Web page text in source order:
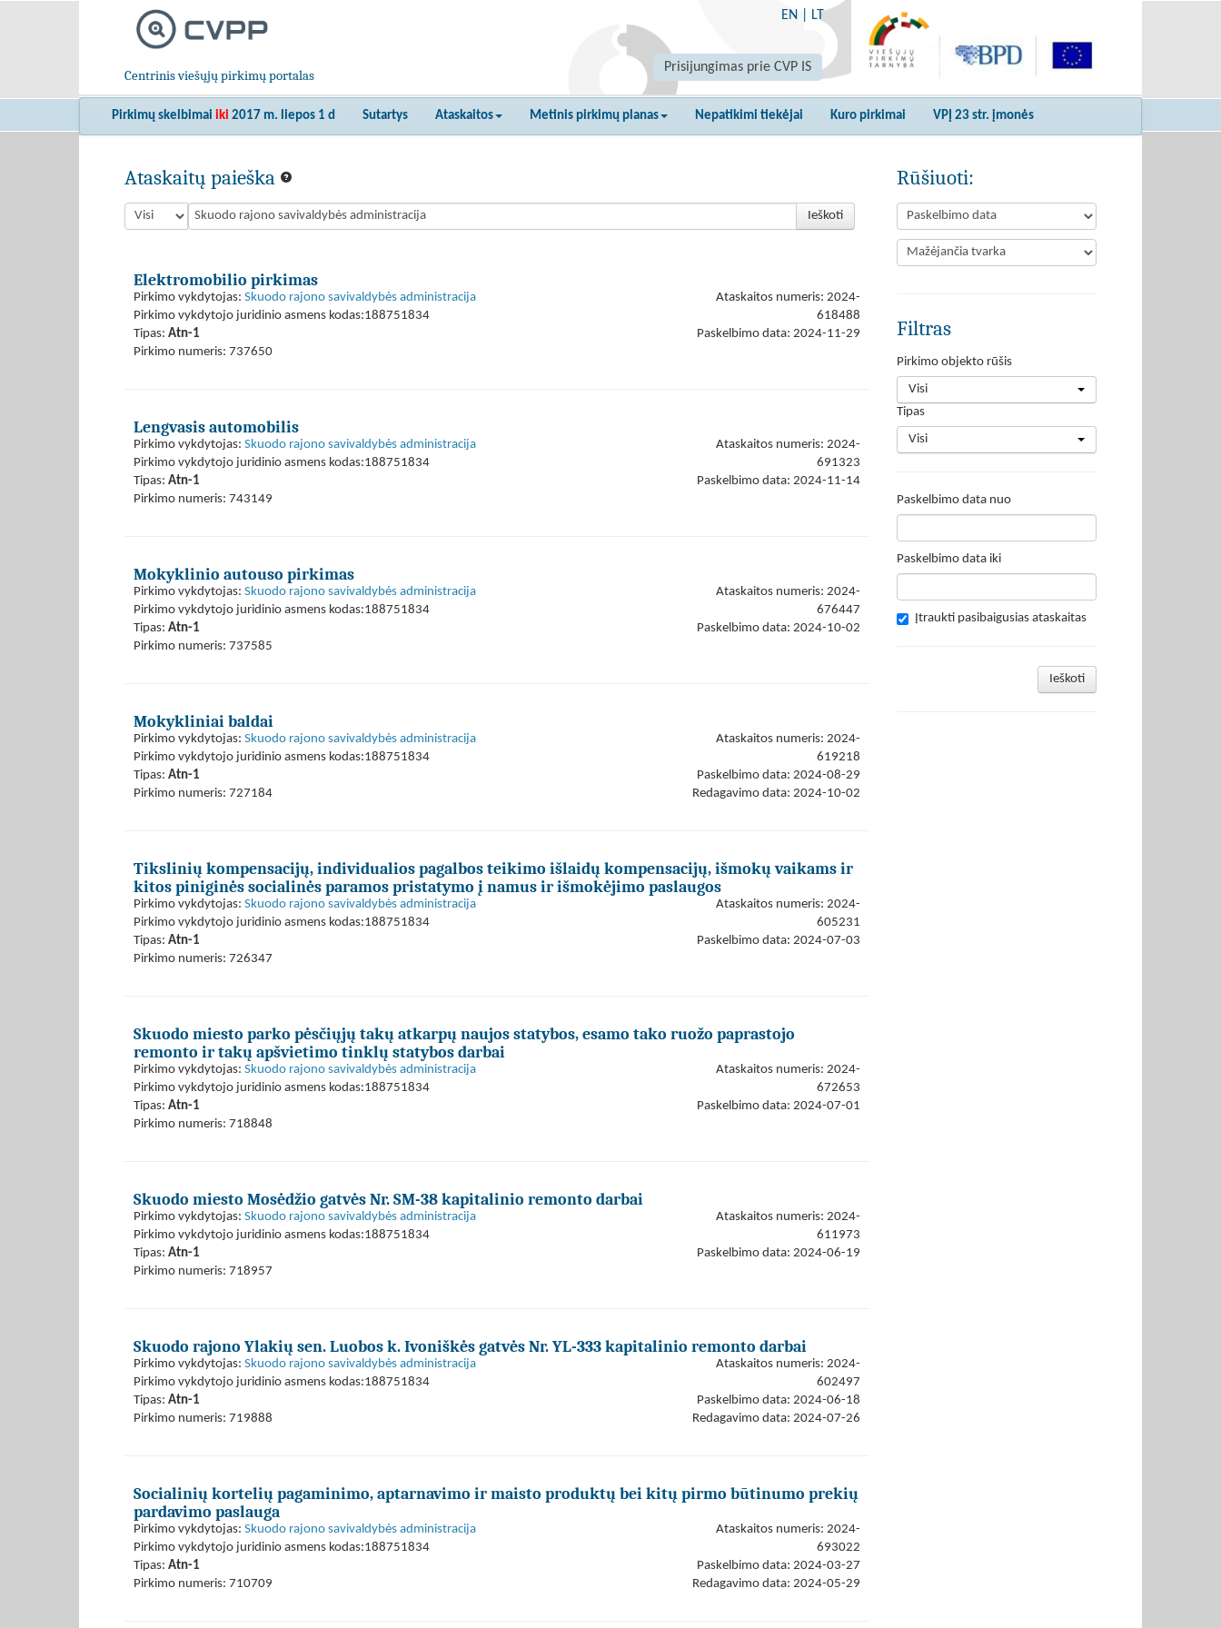
Centrinis viešųjų pirkimų portalas
EN LT
Prisijungimas prie CVP IS
Pirkimų skelbimai iki 2017 m. liepos 1 d Sutartys Ataskaitos Metinis pirkimų planas Nepatikimi tiekėjai Kuro pirkimai VPĮ 23 str. įmonės
Ataskaitų paieška
Ieškoti
Elektromobilio pirkimas
Pirkimo vykdytojas: Skuodo rajono savivaldybės administracija
Pirkimo vykdytojo juridinio asmens kodas:188751834
Tipas: Atn-1
Pirkimo numeris: 737650
Ataskaitos numeris: 2024-
618488
Paskelbimo data: 2024-11-29
Lengvasis automobilis
Pirkimo vykdytojas: Skuodo rajono savivaldybės administracija
Pirkimo vykdytojo juridinio asmens kodas:188751834
Tipas: Atn-1
Pirkimo numeris: 743149
Ataskaitos numeris: 2024-
691323
Paskelbimo data: 2024-11-14
Mokyklinio autouso pirkimas
Pirkimo vykdytojas: Skuodo rajono savivaldybės administracija
Pirkimo vykdytojo juridinio asmens kodas:188751834
Tipas: Atn-1
Pirkimo numeris: 737585
Ataskaitos numeris: 2024-
676447
Paskelbimo data: 2024-10-02
Mokykliniai baldai
Pirkimo vykdytojas: Skuodo rajono savivaldybės administracija
Pirkimo vykdytojo juridinio asmens kodas:188751834
Tipas: Atn-1
Pirkimo numeris: 727184
Ataskaitos numeris: 2024-
619218
Paskelbimo data: 2024-08-29
Redagavimo data: 2024-10-02
Tikslinių kompensacijų, individualios pagalbos teikimo išlaidų kompensacijų, išmokų vaikams ir
kitos piniginės socialinės paramos pristatymo į namus ir išmokėjimo paslaugos
Pirkimo vykdytojas: Skuodo rajono savivaldybės administracija
Pirkimo vykdytojo juridinio asmens kodas:188751834
Tipas: Atn-1
Pirkimo numeris: 726347
Ataskaitos numeris: 2024-
605231
Paskelbimo data: 2024-07-03
Skuodo miesto parko pėsčiųjų takų atkarpų naujos statybos, esamo tako ruožo paprastojo
remonto ir takų apšvietimo tinklų statybos darbai
Pirkimo vykdytojas: Skuodo rajono savivaldybės administracija
Pirkimo vykdytojo juridinio asmens kodas:188751834
Tipas: Atn-1
Pirkimo numeris: 718848
Ataskaitos numeris: 2024-
672653
Paskelbimo data: 2024-07-01
Skuodo miesto Mosėdžio gatvės Nr. SM-38 kapitalinio remonto darbai
Pirkimo vykdytojas: Skuodo rajono savivaldybės administracija
Pirkimo vykdytojo juridinio asmens kodas:188751834
Tipas: Atn-1
Pirkimo numeris: 718957
Ataskaitos numeris: 2024-
611973
Paskelbimo data: 2024-06-19
Skuodo rajono Ylakių sen. Luobos k. Ivoniškės gatvės Nr. YL-333 kapitalinio remonto darbai
Pirkimo vykdytojas: Skuodo rajono savivaldybės administracija
Pirkimo vykdytojo juridinio asmens kodas:188751834
Tipas: Atn-1
Pirkimo numeris: 719888
Ataskaitos numeris: 2024-
602497
Paskelbimo data: 2024-06-18
Redagavimo data: 2024-07-26
Socialinių kortelių pagaminimo, aptarnavimo ir maisto produktų bei kitų pirmo būtinumo prekių
pardavimo paslauga
Pirkimo vykdytojas: Skuodo rajono savivaldybės administracija
Pirkimo vykdytojo juridinio asmens kodas:188751834
Tipas: Atn-1
Pirkimo numeris: 710709
Ataskaitos numeris: 2024-
693022
Paskelbimo data: 2024-03-27
Redagavimo data: 2024-05-29
Rūšiuoti:
Filtras
Pirkimo objekto rūšis
Visi
Tipas
Visi
Paskelbimo data nuo
Paskelbimo data iki
Įtraukti pasibaigusias ataskaitas
Ieškoti